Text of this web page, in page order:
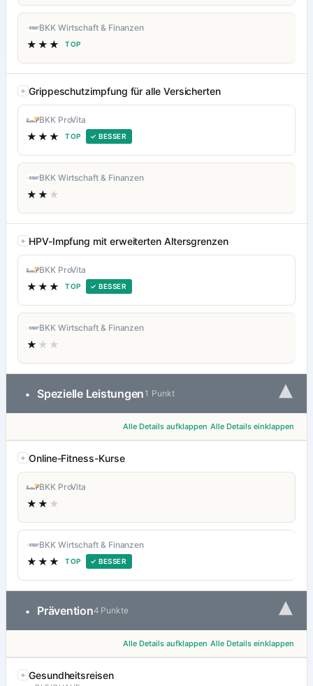
BKK Wirtschaft & Finanzen
★★★ TOP
Grippeschutzimpfung für alle Versicherten
BKK ProVita
★★★ TOP ✓ BESSER
BKK Wirtschaft & Finanzen
★★ ★
HPV-Impfung mit erweiterten Altersgrenzen
BKK ProVita
★★★ TOP ✓ BESSER
BKK Wirtschaft & Finanzen
★ ★★
• Spezielle Leistungen 1 Punkt ▾
Alle Details aufklappen Alle Details einklappen
Online-Fitness-Kurse
BKK ProVita
★★ ★
BKK Wirtschaft & Finanzen
★★★ TOP ✓ BESSER
• Prävention4 Punkte ▾
Alle Details aufklappen Alle Details einklappen
Gesundheitsreisen